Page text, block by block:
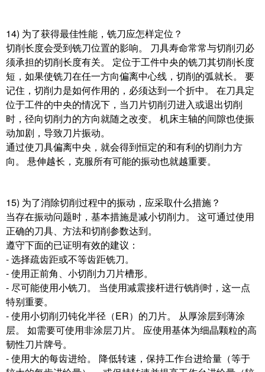
14) 为了获得最佳性能，铣刀应怎样定位？
切削长度会受到铣刀位置的影响。 刀具寿命常常与切削刃必
须承担的切削长度有关。 定位于工件中央的铣刀其切削长度
短，如果使铣刀在任一方向偏离中心线，切削的弧就长。 要
记住，切削力是如何作用的，必须达到一个折中。 在刀具定
位于工件的中央的情况下，当刀片切削刃进入或退出切削
时，径向切削力的方向就随之改变。 机床主轴的间隙也使振
动加剧，导致刀片振动。
通过使刀具偏离中央，就会得到恒定的和有利的切削力方
向。 悬伸越长，克服所有可能的振动也就越重要。
15) 为了消除切削过程中的振动，应采取什么措施？
当存在振动问题时，基本措施是减小切削力。 这可通过使用
正确的刀具、方法和切削参数达到。
遵守下面的已证明有效的建议：
- 选择疏齿距或不等齿距铣刀。
- 使用正前角、小切削力刀片槽形。
- 尽可能使用小铣刀。 当使用减震接杆进行铣削时，这一点
特别重要。
- 使用小切削刃钝化半径（ER）的刀片。 从厚涂层到薄涂
层。 如需要可使用非涂层刀片。 应使用基体为细晶颗粒的高
韧性刀片牌号。
- 使用大的每齿进给。 降低转速，保持工作台进给量（等于